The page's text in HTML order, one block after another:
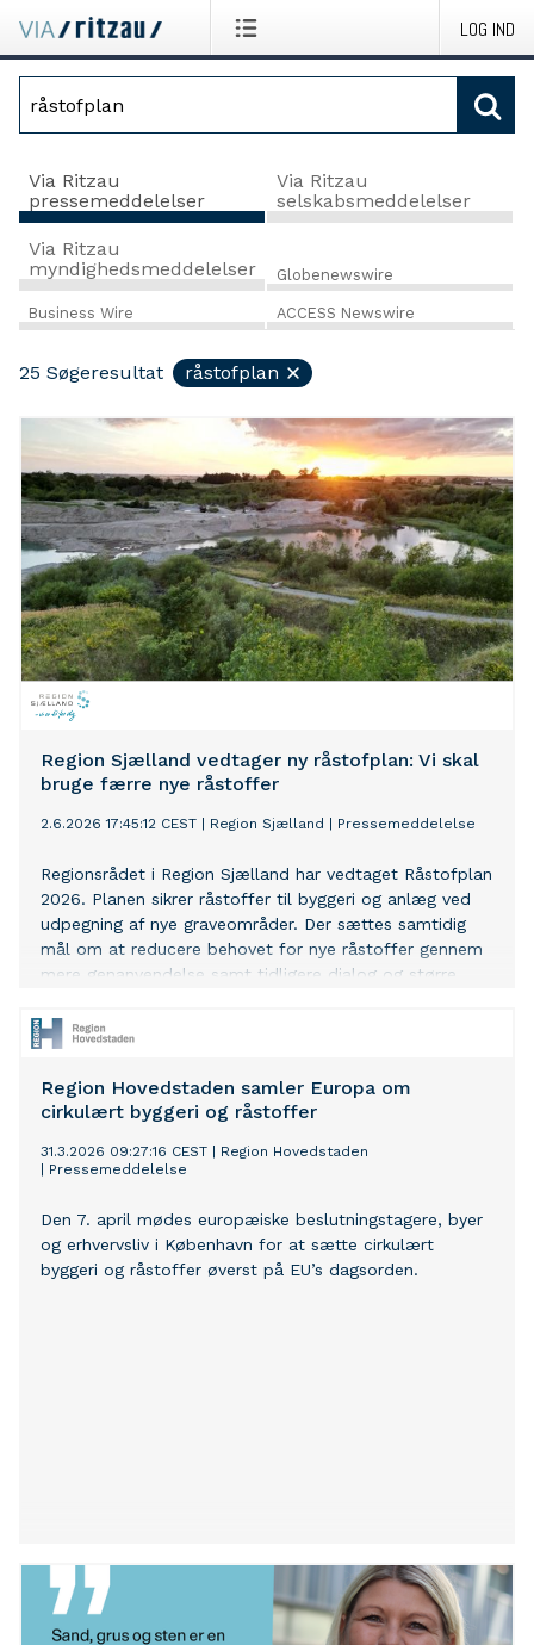
LOG IND
Via Ritzau
pressemeddelelser
Via Ritzau
selskabsmeddelelser
Via Ritzau
myndighedsmeddelelser
Globenewswire
Business Wire ACCESS Newswire
25 Søgeresultat råstofplan
Region Sjælland vedtager ny råstofplan: Vi skal
bruge færre nye råstoffer
2.6.2026 17:45:12 CEST Region Sjælland Pressemeddelelse
Regionsrådet i Region Sjælland har vedtaget Råstofplan
2026. Planen sikrer råstoffer til byggeri og anlæg ved
udpegning af nye graveområder. Der sættes samtidig
mål om at reducere behovet for nye råstoffer gennem
mere genanvendelse samt tidligere dialog og større
søges om gravetilladelser.
Region Hovedstaden samler Europa om
cirkulært byggeri og råstoffer
31.3.2026 09:27:16 CEST
Region Hovedstaden
Pressemeddelelse
Den 7. april mødes europæiske beslutningstagere, byer
og erhvervsliv i København for at sætte cirkulært
byggeri og råstoffer øverst på EU’s dagsorden.